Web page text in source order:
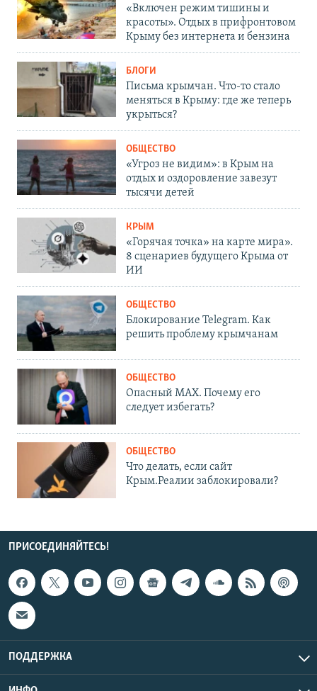
«Включен режим тишины и
красоты». Отдых в прифронтовом
Крыму без интернета и бензина
БЛОГИ
Письма крымчан. Что-то стало
меняться в Крыму: где же теперь
укрыться?
ОБЩЕСТВО
«Угроз не видим»: в Крым на
отдых и оздоровление завезут
тысячи детей
КРЫМ
«Горячая точка» на карте мира».
8 сценариев будущего Крыма от
ИИ
ОБЩЕСТВО
Блокирование Telegram. Как
решить проблему крымчанам
ОБЩЕСТВО
Опасный MAX. Почему его
следует избегать?
ОБЩЕСТВО
Что делать, если сайт
Крым.Реалии заблокировали?
ПРИСОЕДИНЯЙТЕСЬ!
ПОДДЕРЖКА